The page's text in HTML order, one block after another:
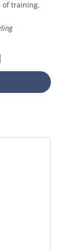
of training.